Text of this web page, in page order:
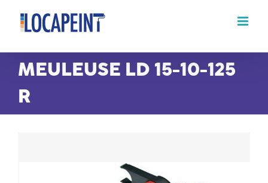
Passer
contenu
MEULEUSE LD 15-10-125
R